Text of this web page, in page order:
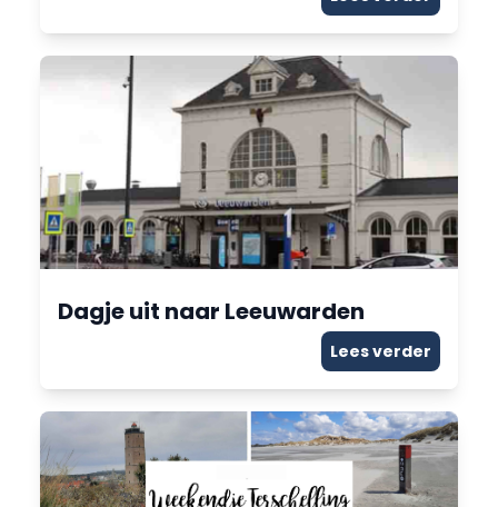
Dagje uit naar Leeuwarden
Lees verder